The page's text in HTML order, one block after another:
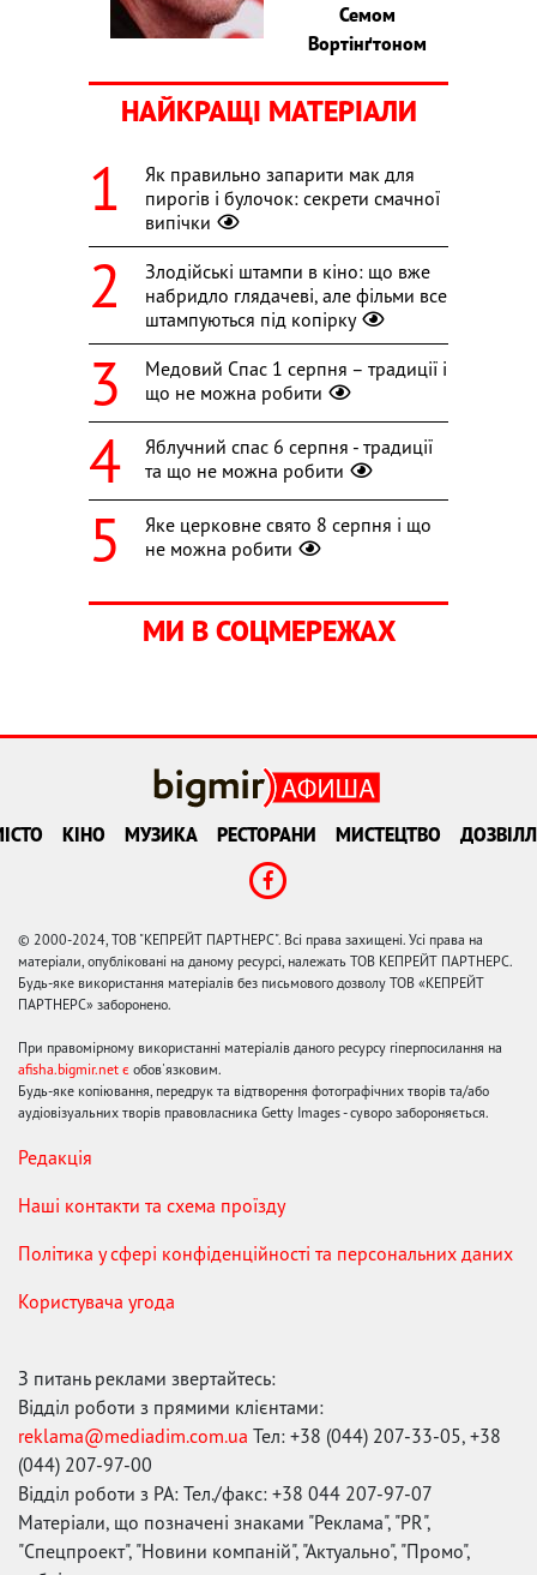
Семом
Вортінґтоном
НАЙКРАЩІ МАТЕРІАЛИ
Як правильно запарити мак для
пирогів і булочок: секрети смачної
випічки
Злодійські штампи в кіно: що вже
набридло глядачеві, але фільми все
штампуються під копірку
Медовий Спас 1 серпня – традиції і
що не можна робити
Яблучний спас 6 серпня - традиції
та що не можна робити
Яке церковне свято 8 серпня і що
не можна робити
МИ В СОЦМЕРЕЖАХ
КІНО МУЗИКА РЕСТОРАНИ МИСТЕЦТВО
© 2000-2024, ТОВ "КЕПРЕЙТ ПАРТНЕРС". Всі права захищені. Усі права на
матеріали, опубліковані на даному ресурсі, належать ТОВ КЕПРЕЙТ ПАРТНЕРС.
Будь-яке використання матеріалів без письмового дозволу ТОВ «КЕПРЕЙТ
ПАРТНЕРС» заборонено.
При правомірному використанні матеріалів даного ресурсу гіперпосилання на
afisha.bigmir.net є обов'язковим.
Будь-яке копіювання, передрук та відтворення фотографічних творів та/або
аудіовізуальних творів правовласника Getty Images - суворо забороняється.
Редакція
Наші контакти та схема проїзду
Політика у сфері конфіденційності та персональних даних
Користувача угода
З питань реклами звертайтесь:
Відділ роботи з прямими клієнтами:
reklama@mediadim.com.ua Тел: +38 (044) 207-33-05, +38
(044) 207-97-00
Відділ роботи з РА: Тел./факс: +38 044 207-97-07
Матеріали, що позначені знаками "Реклама", "PR",
"Спецпроект", "Новини компаній", "Актуально", "Промо",